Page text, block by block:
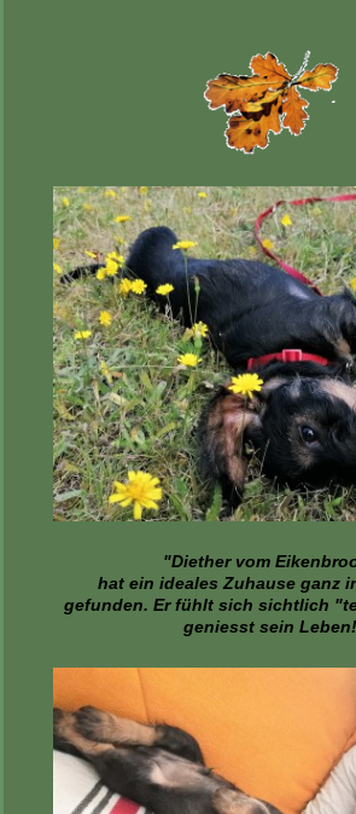
"Diether vom
hat ein ideales Zuhause ganz
gefunden. Er fühlt sich sichtlich
geniesst sein Leben!